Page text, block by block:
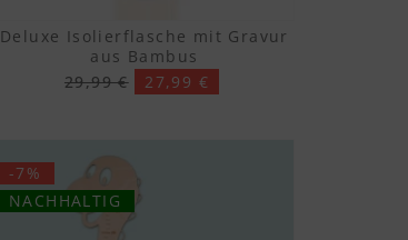
Deluxe Isolierflasche mit Gravur
aus Bambus
29,99 €
27,99 €
-7%
NACHHALTIG